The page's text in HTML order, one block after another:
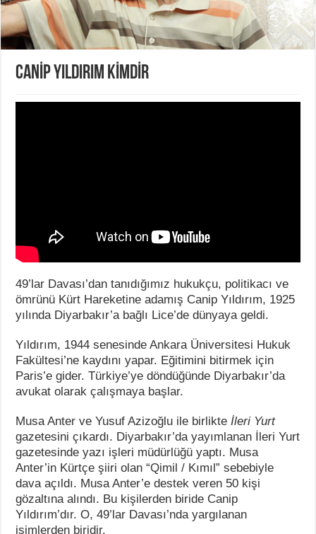
CANİP YILDIRIM KİMDİR
49’lar Davası’dan tanıdığımız hukukçu, politikacı ve
ömrünü Kürt Hareketine adamış Canip Yıldırım, 1925
yılında Diyarbakır’a bağlı Lice’de dünyaya geldi.
Yıldırım, 1944 senesinde Ankara Üniversitesi Hukuk
Fakültesi’ne kaydını yapar. Eğitimini bitirmek için
Paris’e gider. Türkiye’ye döndüğünde Diyarbakır’da
avukat olarak çalışmaya başlar.
Musa Anter ve Yusuf Azizoğlu ile birlikteİleri Yurt
gazetesini çıkardı. Diyarbakır’da yayımlanan İleri Yurt
gazetesinde yazı işleri müdürlüğü yaptı. Musa
Anter’in Kürtçe şiiri olan “Qimil / Kımıl” sebebiyle
dava açıldı. Musa Anter’e destek veren 50 kişi
gözaltına alındı. Bu kişilerden biride Canip
Yıldırım’dır. O, 49’lar Davası’nda yargılanan
isimlerden biridir.